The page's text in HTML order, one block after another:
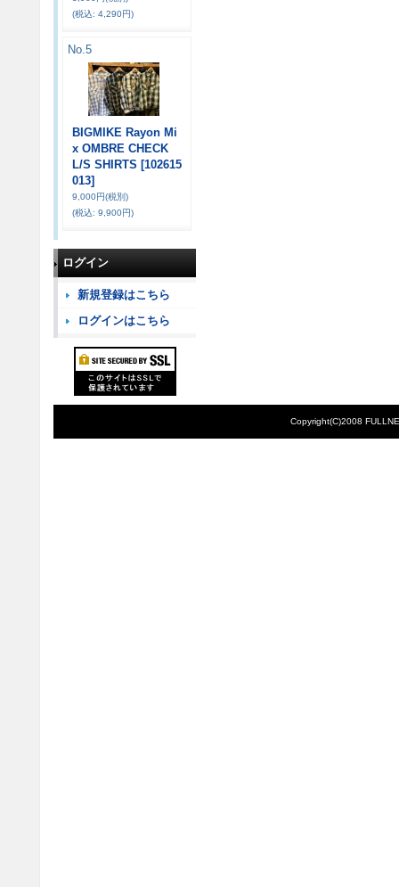
(税込: 4,290円)
No.5
BIGMIKE Rayon Mi
x OMBRE CHECK
L/S SHIRTS [102615
013]
9,000円(税別)
(税込: 9,900円)
ログイン
新規登録はこちら
ログインはこちら
Copyright(C)2008